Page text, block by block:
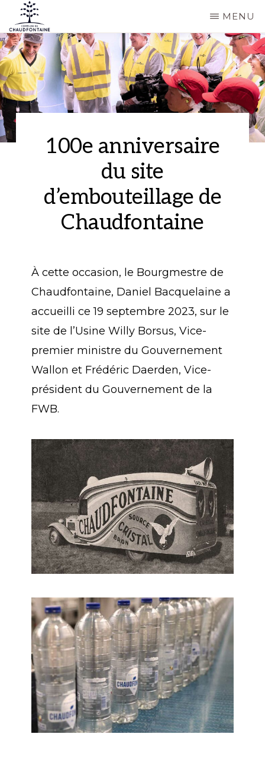
Passer
au
contenu
principal
COMMUNE
DE
CHAUDFONTAINE
Site
officiel
de
la
commune
de
MENU
100e anniversaire
du site
d’embouteillage de
Chaudfontaine
À cette occasion, le Bourgmestre de
Chaudfontaine, Daniel Bacquelaine a
accueilli ce 19 septembre 2023, sur le
site de l’Usine Willy Borsus, Vice-
premier ministre du Gouvernement
Wallon et Frédéric Daerden, Vice-
président du Gouvernement de la
FWB.